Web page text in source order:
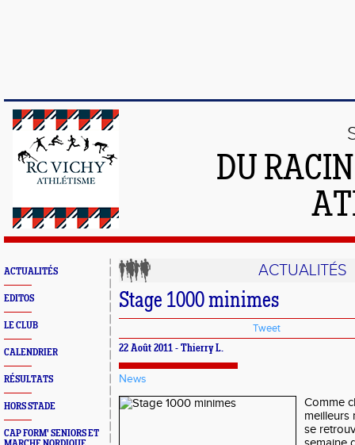
DU
ACTUALITÉS
EDITOS
LE CLUB
CALENDRIER
RÉSULTATS
HORS STADE
CAP FORM' SENIORS ET
ACTUALITÉS
Stage 1000 minimes
Tweet
22 Août 2011 - Thierry L.
News
Comme
meilleurs
se